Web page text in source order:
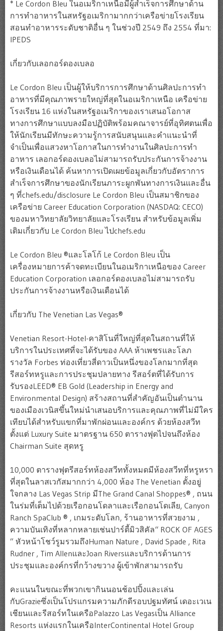
* Le Cordon Bleu ในอเมริกาเหนือมีผู้สำเร็จการศึกษาด้าน
การทำอาหารในสหรัฐอเมริกามากกว่าเครือข่ายโรงเรียน
สอนทำอาหารระดับชาติอื่น ๆ ในช่วงปี 2549 ถึง 2554 ที่มา:
IPEDS
เกี่ยวกับเลอกอร์ดองเบลอ
Le Cordon Bleu เป็นผู้ให้บริการการศึกษาด้านศิลปะการทำ
อาหารที่มีคุณภาพรายใหญ่ที่สุดในอเมริกาเหนือ เครือข่าย
โรงเรียน 16 แห่งในสหรัฐอเมริกาของเราเสนอโอกาส
ทางการศึกษาแบบลงมือปฏิบัติพร้อมคณาจารย์ที่อุทิศตนเพื่อ
ให้นักเรียนมีทักษะความรู้การสนับสนุนและคำแนะนำที่
จำเป็นเพื่อแสวงหาโอกาสในการทำงานในศิลปะการทำ
อาหาร เลอกอร์ดองเบลอไม่สามารถรับประกันการจ้างงาน
หรือเงินเดือนได้ ค้นหาการเปิดเผยข้อมูลเกี่ยวกับอัตราการ
สำเร็จการศึกษาของนักเรียนภาระผูกพันทางการเงินและอื่น
ๆ ที่chefs.edu/disclosure Le Cordon Bleu เป็นสมาชิกของ
เครือข่าย Career Education Corporation (NASDAQ: CECO)
ของมหาวิทยาลัยวิทยาลัยและโรงเรียน สำหรับข้อมูลเพิ่ม
เติมเกี่ยวกับ Le Cordon Bleu ไปchefs.edu
Le Cordon Bleu ®และโลโก้ Le Cordon Bleu เป็น
เครื่องหมายการค้าจดทะเบียนในอเมริกาเหนือของ Career
Education Corporation เลอกอร์ดองเบลอไม่สามารถรับ
ประกันการจ้างงานหรือเงินเดือนได้
เกี่ยวกับ The Venetian Las Vegas®
Venetian Resort-Hotel-คาสิโนที่ใหญ่ที่สุดในสถานที่ให้
บริการในประเทศที่จะได้รับของ AAA ห้าเพชรและโลภ
รางวัล Forbes ท่องเที่ยวสี่ดาวเป็นหนึ่งของโลกมากที่สุด
รีสอร์ทหรูและการประชุมปลายทาง รีสอร์ตที่ได้รับการ
รับรองLEED® EB Gold (Leadership in Energy and
Environmental Design) สร้างสถานที่สำคัญอันเป็นตำนาน
ของเมืองเวนิสขึ้นใหม่นำเสนอบริการและคุณภาพที่ไม่มีใคร
เทียบได้สำหรับแขกที่มาพักผ่อนและองค์กร ด้วยห้องสวีท
ตั้งแต่ Luxury Suite มาตรฐาน 650 ตารางฟุตไปจนถึงห้อง
Chairman Suite สุดหรู
10,000 ตารางฟุตรีสอร์ทห้องสวีททั้งหมดมีห้องสวีทที่หรูหรา
ที่สุดในลาสเวกัสมากกว่า 4,000 ห้อง The Venetian ตั้งอยู่
ใจกลาง Las Vegas Strip มีThe Grand Canal Shoppes® , ถนน
ในร่มที่เต็มไปด้วยเรือกอนโดลาและเรือกอนโดเลีย, Canyon
Ranch SpaClub ® , เกมระดับโลก, ร้านอาหารที่สวยงาม ,
ความบันเทิงที่หลากหลายเช่นปาร์ตี้มิวสิคัล“ ROCK OF AGES
” หัวหน้าโชว์รูมรวมถึงHuman Nature , David Spade , Rita
Rudner , Tim AllenและJoan Riversและบริการด้านการ
ประชุมและองค์กรที่กว้างขวาง ผู้เข้าพักสามารถรับ
คะแนนในขณะที่พวกเขากินนอนช้อปปิ้งและเล่น
กับGrazieซึ่งเป็นโปรแกรมความภักดีรอบปฐมทัศน์ เดอะเวเน
เชียนและรีสอร์ทในเครือPalazzo Las Vegasเป็น Alliance
Resorts แห่งแรกในเครือInterContinental Hotel Group